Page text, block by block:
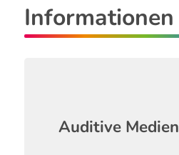
Informationen
Auditive Medien